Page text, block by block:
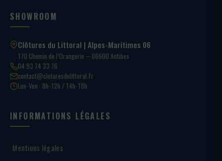
SHOWROOM
Clôtures du Littoral | Alpes-Maritimes 06
170 Chemin de l’Orangerie – 06600 Antibes
04 93 74 33 76
contact@cloturesdulittoral.fr
Lun-Ven · 8h-12h / 14h-18h
INFORMATIONS LÉGALES
Mentions légales